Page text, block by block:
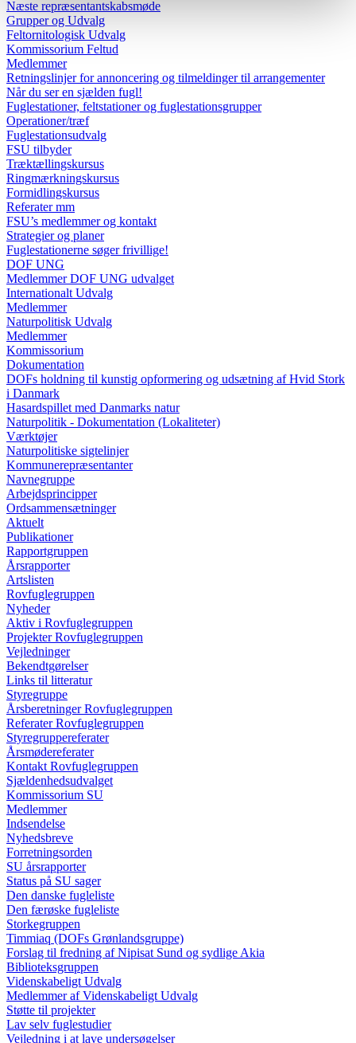
Næste repræsentantskabsmøde
Grupper og Udvalg
Feltornitologisk Udvalg
Kommissorium Feltud
Medlemmer
Retningslinjer for annoncering og tilmeldinger til arrangementer
Når du ser en sjælden fugl!
Fuglestationer, feltstationer og fuglestationsgrupper
Operationer/træf
Fuglestationsudvalg
FSU tilbyder
Træktællingskursus
Ringmærkningskursus
Formidlingskursus
Referater mm
FSU’s medlemmer og kontakt
Strategier og planer
Fuglestationerne søger frivillige!
DOF UNG
Medlemmer DOF UNG udvalget
Internationalt Udvalg
Medlemmer
Naturpolitisk Udvalg
Medlemmer
Kommissorium
Dokumentation
DOFs holdning til kunstig opformering og udsætning af Hvid Stork
i Danmark
Hasardspillet med Danmarks natur
Naturpolitik - Dokumentation (Lokaliteter)
Værktøjer
Naturpolitiske sigtelinjer
Kommunerepræsentanter
Navnegruppe
Arbejdsprincipper
Ordsammensætninger
Aktuelt
Publikationer
Rapportgruppen
Årsrapporter
Artslisten
Rovfuglegruppen
Nyheder
Aktiv i Rovfuglegruppen
Projekter Rovfuglegruppen
Vejledninger
Bekendtgørelser
Links til litteratur
Styregruppe
Årsberetninger Rovfuglegruppen
Referater Rovfuglegruppen
Styregruppereferater
Årsmødereferater
Kontakt Rovfuglegruppen
Sjældenhedsudvalget
Kommissorium SU
Medlemmer
Indsendelse
Nyhedsbreve
Forretningsorden
SU årsrapporter
Status på SU sager
Den danske fugleliste
Den færøske fugleliste
Storkegruppen
Timmiaq (DOFs Grønlandsgruppe)
Forslag til fredning af Nipisat Sund og sydlige Akia
Biblioteksgruppen
Videnskabeligt Udvalg
Medlemmer af Videnskabeligt Udvalg
Støtte til projekter
Lav selv fuglestudier
Vejledning i at lave undersøgelser